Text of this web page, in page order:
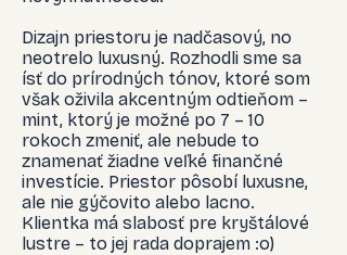
Dizajn priestoru je nadčasový, no
neotrelo luxusný. Rozhodli sme sa
ísť do prírodných tónov, ktoré som
však oživila akcentným odtieňom –
mint, ktorý je možné po 7 – 10
rokoch zmeniť, ale nebude to
znamenať žiadne veľké finančné
investície. Priestor pôsobí luxusne,
ale nie gýčovito alebo lacno.
Klientka má slabosť pre kryštálové
lustre – to jej rada doprajem :o)